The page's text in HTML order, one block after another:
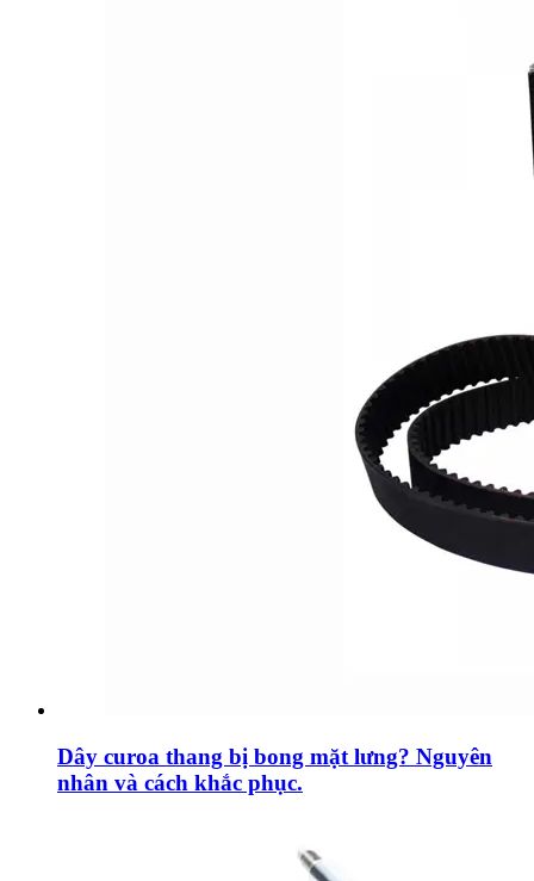
Dây curoa thang bị bong mặt lưng? Nguyên
nhân và cách khắc phục.